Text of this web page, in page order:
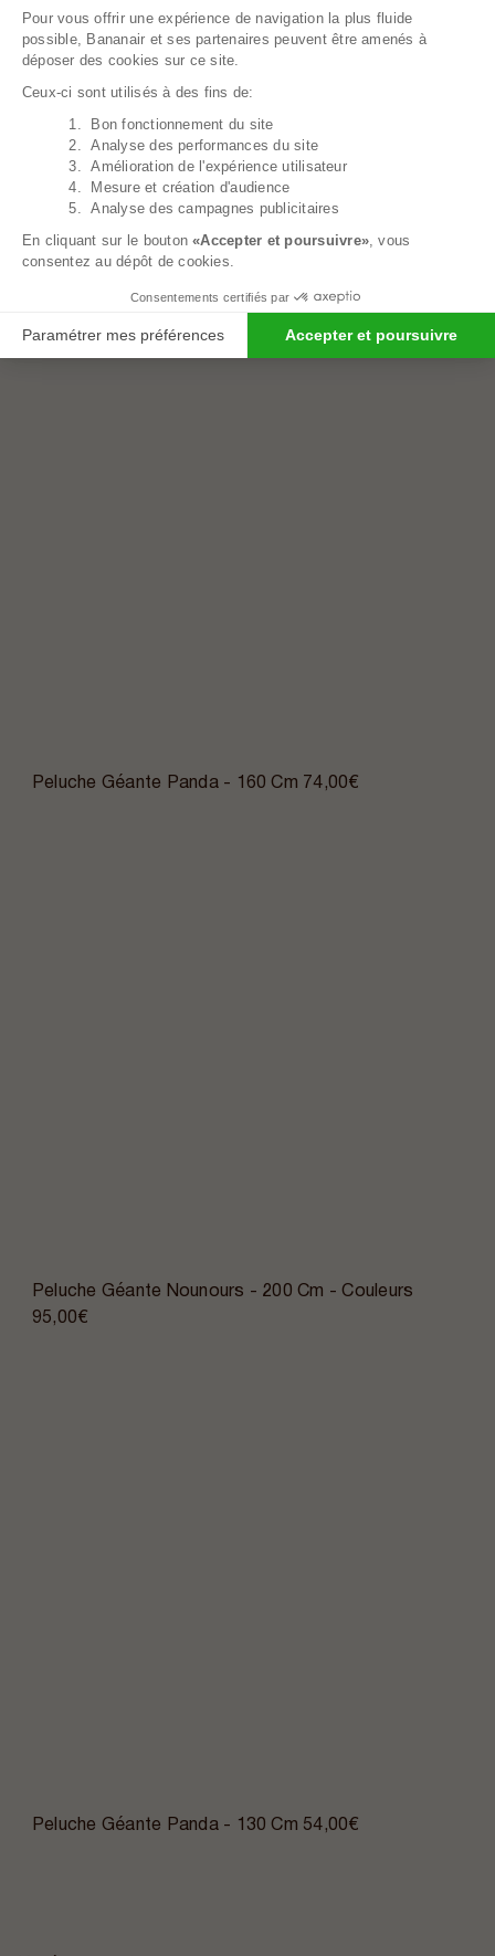
Peluche Géante Panda - 160 Cm 74,00€
Peluche Géante Nounours - 200 Cm - Couleurs
95,00€
Peluche Géante Panda - 130 Cm 54,00€
Pour vous offrir une expérience de navigation la plus fluide
possible, Bananair et ses partenaires peuvent être amenés à
déposer des cookies sur ce site.
Ceux-ci sont utilisés à des fins de:
1. Bon fonctionnement du site
2. Analyse des performances du site
3. Amélioration de l'expérience utilisateur
4. Mesure et création d'audience
5. Analyse des campagnes publicitaires
En cliquant sur le bouton«Accepter et poursuivre» , vous
consentez au dépôt de cookies.
Consentements certifiés par
Paramétrer mes préférences Accepter et poursuivre
Axeptio consent